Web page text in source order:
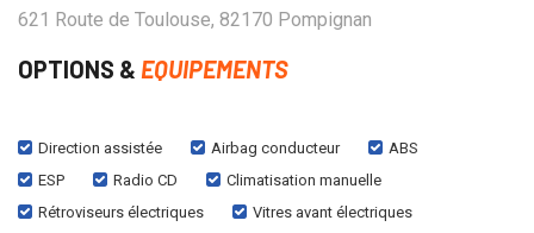
621 Route de Toulouse, 82170 Pompignan
OPTIONS & EQUIPEMENTS
Direction assistée Airbag conducteur
ABS
ESP
Radio CD
Climatisation manuelle
Rétroviseurs électriques
Vitres avant électriques